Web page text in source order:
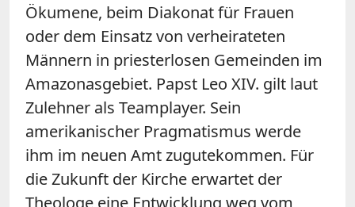
Ökumene, beim Diakonat für Frauen
oder dem Einsatz von verheirateten
Männern in priesterlosen Gemeinden im
Amazonasgebiet. Papst Leo XIV. gilt laut
Zulehner als Teamplayer. Sein
amerikanischer Pragmatismus werde
ihm im neuen Amt zugutekommen. Für
die Zukunft der Kirche erwartet der
Theologe eine Entwicklung weg vom